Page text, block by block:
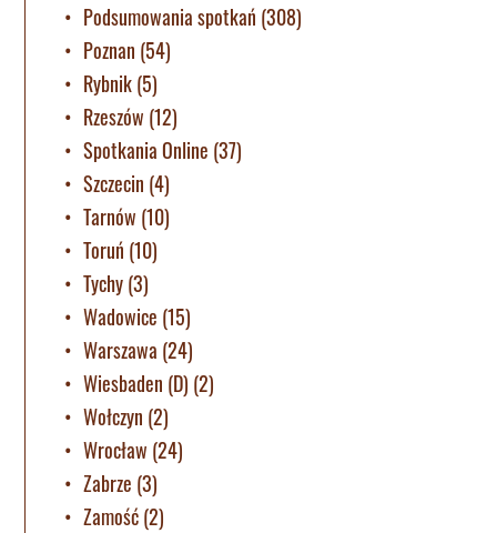
Podsumowania spotkań (308)
Poznan (54)
Rybnik(5)
Rzeszów (12)
Spotkania Online (37)
Szczecin (4)
Tarnów (10)
Toruń (10)
Tychy(3)
Wadowice (15)
Warszawa (24)
Wiesbaden (D) (2)
Wołczyn (2)
Wrocław (24)
Zabrze (3)
Zamość(2)